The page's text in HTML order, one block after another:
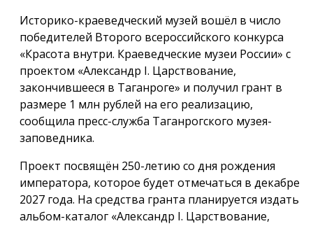
Историко-краеведческий музей вошёл в число
победителей Второго всероссийского конкурса
«Красота внутри. Краеведческие музеи России» с
проектом «Александр I. Царствование,
закончившееся в Таганроге» и получил грант в
размере 1 млн рублей на его реализацию,
сообщила пресс-служба Таганрогского музея-
заповедника.
Проект посвящён 250-летию со дня рождения
императора, которое будет отмечаться в декабре
2027 года. На средства гранта планируется издать
альбом-каталог «Александр I. Царствование,